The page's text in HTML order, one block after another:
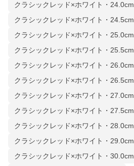
クラシックレッド×ホワイト・24.0cm
クラシックレッド×ホワイト・24.5cm
クラシックレッド×ホワイト・25.0cm
クラシックレッド×ホワイト・25.5cm
クラシックレッド×ホワイト・26.0cm
クラシックレッド×ホワイト・26.5cm
クラシックレッド×ホワイト・27.0cm
クラシックレッド×ホワイト・27.5cm
クラシックレッド×ホワイト・28.0cm
クラシックレッド×ホワイト・29.0cm
クラシックレッド×ホワイト・30.0cm